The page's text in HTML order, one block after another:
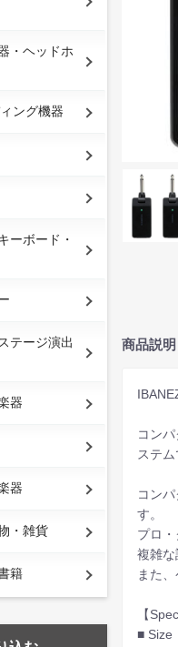
・ヘッドホ
ング機器
ーボード・
テージ演出
器
器
・雑貨
籍
商品説明
コン
ステム
コン
す。
プロ
複雑
また
【
■ Size